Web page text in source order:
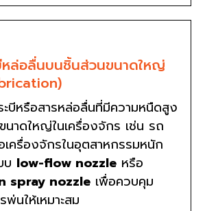
หล่อลื่นบนชิ้นส่วนขนาดใหญ่
ะบีหรือสารหล่อลื่นที่มีความหนืดสูง
นาดใหญ่ในเครื่องจักร เช่น รถ
เครื่องจักรในอุตสาหกรรมหนัก
บ low-flow nozzle หรือ
spray nozzle เพื่อควบคุม
นให้เหมาะสม